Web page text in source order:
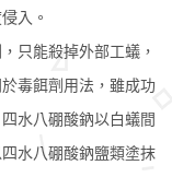
入。
只能殺掉外部工蟻，
毒餌劑用法，雖成功
水八硼酸鈉以白蟻間
水八硼酸鈉鹽類塗抹